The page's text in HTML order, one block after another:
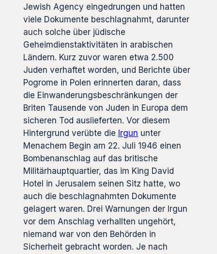
Jewish Agency eingedrungen und hatten
viele Dokumente beschlagnahmt, darunter
auch solche über jüdische
Geheimdienstaktivitäten in arabischen
Ländern. Kurz zuvor waren etwa 2.500
Juden verhaftet worden, und Berichte über
Pogrome in Polen erinnerten daran, dass
die Einwanderungsbeschränkungen der
Briten Tausende von Juden in Europa dem
sicheren Tod auslieferten. Vor diesem
Hintergrund verübte die Irgun unter
Menachem Begin am 22. Juli 1946 einen
Bombenanschlag auf das britische
Militärhauptquartier, das im King David
Hotel in Jerusalem seinen Sitz hatte, wo
auch die beschlagnahmten Dokumente
gelagert waren. Drei Warnungen der Irgun
vor dem Anschlag verhallten ungehört,
niemand war von den Behörden in
Sicherheit gebracht worden. Je nach